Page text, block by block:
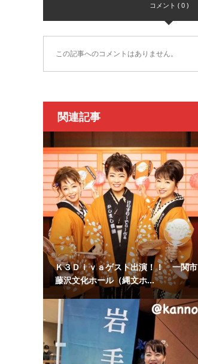
コメント ( 0 )
この記事へのコメントはありません。
関連記事
Ｋ３Ｄｉｖａゲスト出演！！ 一関市
藤沢文化ホール（縄文ホ...